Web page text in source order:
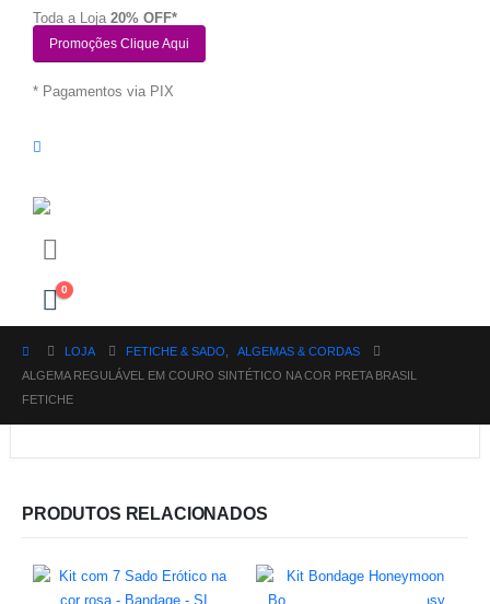
Toda a Loja 20% OFF*
Promoções Clique Aqui
* Pagamentos via PIX
0
LOJA FETICHE & SADO
ALGEMAS & CORDAS
ALGEMA REGULÁVEL EM COURO SINTÉTICO NA COR PRETA BRASIL
FETICHE
PRODUTOS RELACIONADOS